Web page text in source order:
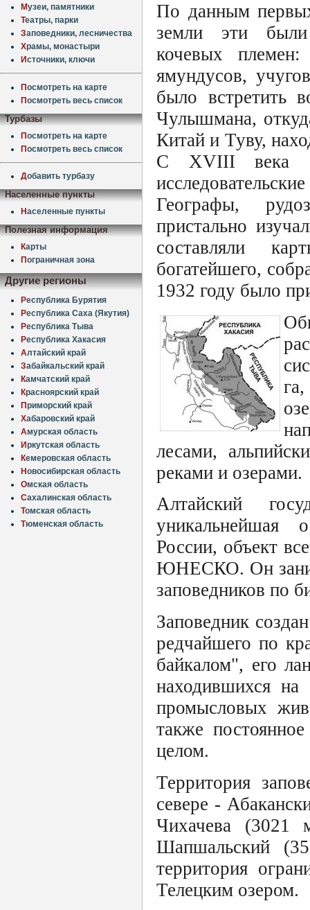
Музеи, памятники
Театры, парки
Заповедники, лесничества
Храмы, монастыри
Источники, ключи
Посмотреть на карте
Посмотреть весь список
Турбазы
Посмотреть на карте
Посмотреть весь список
Добавить турбазу
Населенные пункты
Населенные пункты
Полезная информация
Карты
Пограничная зона
Другие регионы
Республика Бурятия
Республика Саха (Якутия)
Республика Тыва
Республика Хакасия
Алтайский край
Забайкальский край
Камчатский край
Красноярский край
Приморский край
Хабаровский край
Амурская область
Иркутская область
Кемеровская область
Новосибирская область
Омская область
Сахалинская область
Томская область
Тюменская область
По данным
земли эти были
кочевых племен:
ямундусов,
было встретить
Чулышмана,
Китай и Туву,
С XVIII века
Географы,
пристально
составляли
богатейшего,
1932 году было
лесами,
реками и озерами.
Алтайский
уникальнейшая
России, объект
ЮНЕСКО. Он
заповедников по
Заповедник
редчайшего по
байкалом", его
находившихся на
промысловых
также
целом.
Территория
севере -
Чихачева (3021
Шапшальский
территория
Телецким озером.